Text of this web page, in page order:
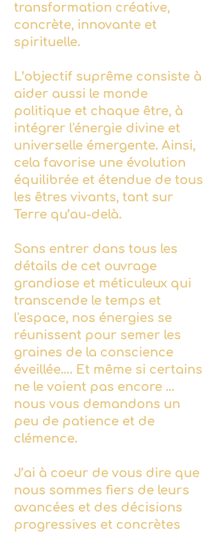
transformation créative,
concrète, innovante et
spirituelle.
L’objectif suprême consiste à
aider aussi le monde
politique et chaque être, à
intégrer l'énergie divine et
universelle émergente. Ainsi,
cela favorise une évolution
équilibrée et étendue de tous
les êtres vivants, tant sur
Terre qu’au-delà.
Sans entrer dans tous les
détails de cet ouvrage
grandiose et méticuleux qui
transcende le temps et
l'espace, nos énergies se
réunissent pour semer les
graines de la conscience
éveillée…. Et même si certains
ne le voient pas encore …
nous vous demandons un
peu de patience et de
clémence.
J’ai à coeur de vous dire que
nous sommes fiers de leurs
avancées et des décisions
progressives et concrètes